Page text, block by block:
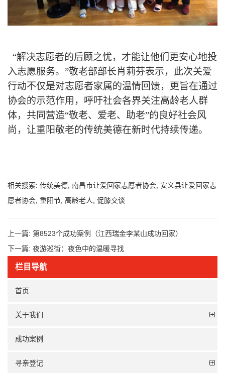
“解决志愿者的后顾之忧，才能让他们更安心地投
入志愿服务。”敬老部部长肖莉芬表示，此次关爱
行动不仅是对志愿者家属的温情回馈，更旨在通过
协会的示范作用，呼吁社会各界关注高龄老人群
体，共同营造“敬老、爱老、助老”的良好社会风
尚，让重阳敬老的传统美德在新时代持续传递。
相关搜索: 传统美德, 南昌市让爱回家志愿者协会, 安义县让爱回家志
愿者协会, 重阳节, 高龄老人, 促膝交谈
上一篇: 第8523个成功案例（江西瑞金李某山成功回家）
下一篇: 夜游巡街：夜色中的温暖寻找
栏目导航
首页
关于我们
成功案例
寻亲登记